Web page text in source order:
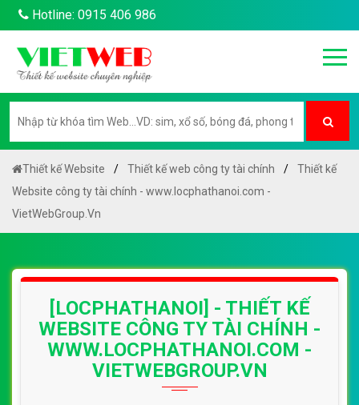
Hotline: 0915 406 986
Thiết kế Website Thiết kế web công ty tài chính
Thiết kế
Website công ty tài chính - www.locphathanoi.com -
VietWebGroup.Vn
[LOCPHATHANOI] - THIẾT KẾ
WEBSITE CÔNG TY TÀI CHÍNH -
WWW.LOCPHATHANOI.COM -
VIETWEBGROUP.VN